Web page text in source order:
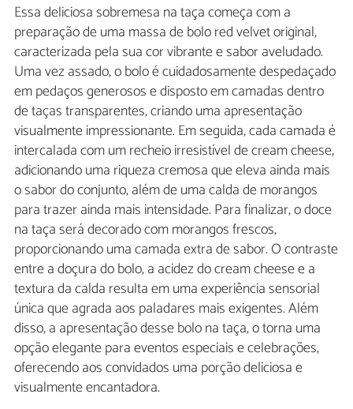
Essa deliciosa sobremesa na taça começa com a
preparação de uma massa de bolo red velvet original,
caracterizada pela sua cor vibrante e sabor aveludado.
Uma vez assado, o bolo é cuidadosamente despedaçado
em pedaços generosos e disposto em camadas dentro
de taças transparentes, criando uma apresentação
visualmente impressionante. Em seguida, cada camada é
intercalada com um recheio irresistível de cream cheese,
adicionando uma riqueza cremosa que eleva ainda mais
o sabor do conjunto, além de uma calda de morangos
para trazer ainda mais intensidade. Para finalizar, o doce
na taça será decorado com morangos frescos,
proporcionando uma camada extra de sabor. O contraste
entre a doçura do bolo, a acidez do cream cheese e a
textura da calda resulta em uma experiência sensorial
única que agrada aos paladares mais exigentes. Além
disso, a apresentação desse bolo na taça, o torna uma
opção elegante para eventos especiais e celebrações,
oferecendo aos convidados uma porção deliciosa e
visualmente encantadora.